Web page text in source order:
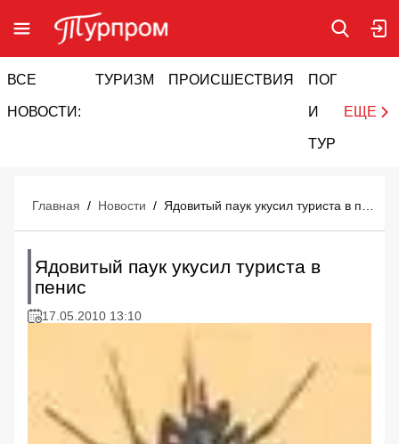
ВСЕ
НОВОСТИ:
ТУРИЗМ ПРОИСШЕСТВИЯ ПОГОДА
И
ТУРИЗМ
ЕЩЕ
Главная / Новости /
Ядовитый паук укусил туриста в
пенис
17.05.2010 13:10